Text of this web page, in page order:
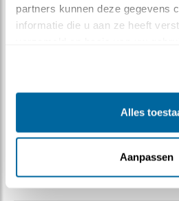
partners kunnen deze gegevens
informatie die u aan ze heeft
Alles
Aanpassen
Vijf op een rij
Geert | Geplaatst op 1 juni 2023,
Bewaar dit filmpje|
360x
Beelden terwijl alle kuikens
verblijven, dat komt ook nog